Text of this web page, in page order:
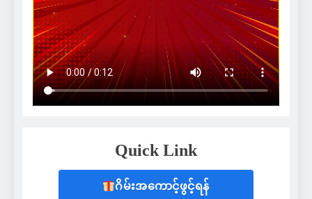
Quick Link
ဂိမ်းအကောင့်ဖွင့်ရန်